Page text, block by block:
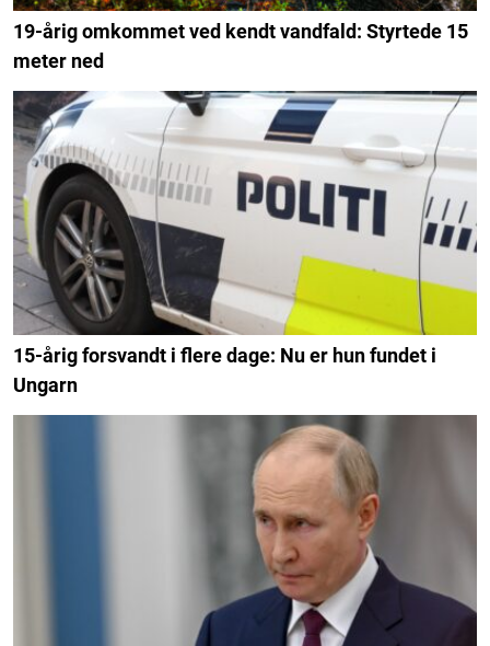
19-årig omkommet ved kendt vandfald: Styrtede 15
meter ned
15-årig forsvandt i flere dage: Nu er hun fundet i
Ungarn